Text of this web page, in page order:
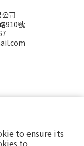
to ensure its
to
司
910號